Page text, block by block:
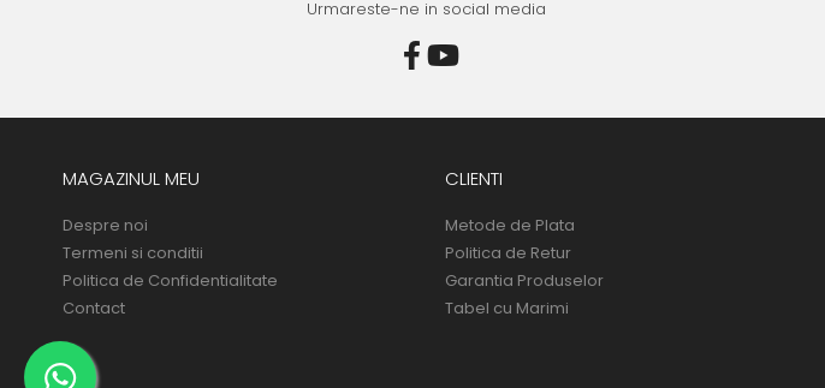
Urmareste-ne in social media
MAGAZINUL MEU
Despre noi
Termeni si conditii
Politica de Confidentialitate
Contact
CLIENTI
Metode de Plata
Politica de Retur
Garantia Produselor
Tabel cu Marimi